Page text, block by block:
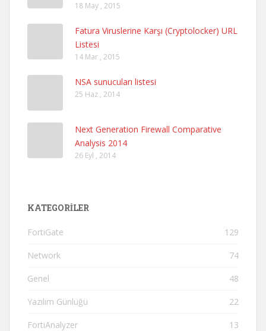
18 May , 2015
Fatura Viruslerine Karşı (Cryptolocker) URL
Listesi
14 Mar , 2015
NSA sunucuları listesi
25 Haz , 2014
Next Generation Firewall Comparative
Analysis 2014
26 Eyl , 2014
KATEGORILER
FortiGate 129
Network 74
Genel 48
Yazılım Günlüğü 22
FortiAnalyzer 13